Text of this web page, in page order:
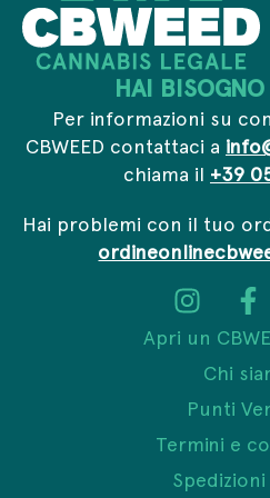
Apri un
Chi
Punti
Termini e
Spedizioni
HAI
Per informazioni su
CBWEED contattaci a
chiama il +39
Hai problemi con il tuo